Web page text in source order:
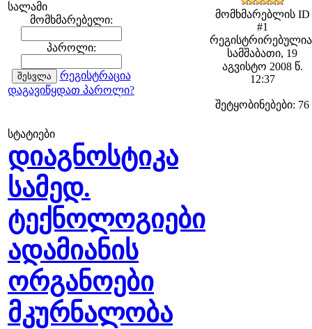
სალამი
მომხმარებელი:
პაროლი:
რეგისტრაცია
დაგავიწყდათ პაროლი?
სტატიები
დიაგნოსტიკა
სამედ.
ტექნოლოგიები
ადამიანის
ორგანოები
მკურნალობა
მომხმარებლის ID
#1
სამშაბათი, 19
აგვისტო 2008 წ.
12:37
შეტყობინებები: 76